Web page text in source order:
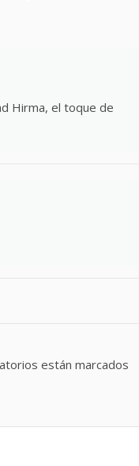
Hirma, el toque de
están marcados